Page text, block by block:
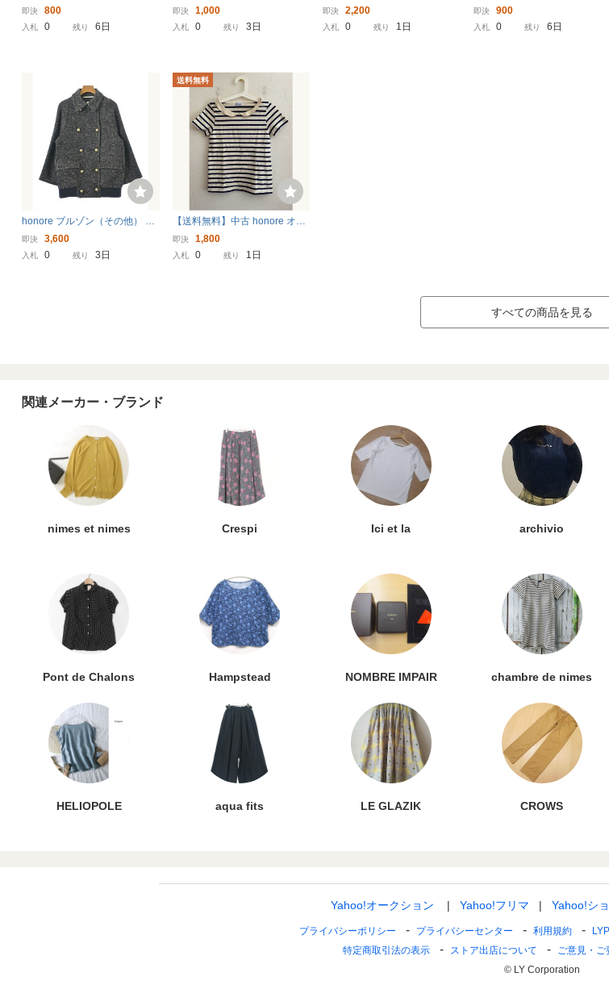
ルー レディース
即決 800
入札 0 残り 6日
レンジ レディース
即決 1,000
入札 0 残り 3日
オノレ 中古 古着
即決 2,200
入札 0 残り 1日
ブルー レディース
即決 900
入札 0 残り 6日
honore ブルゾン（その他） レ
ディース オノレ 中古 古着
即決 3,600
入札 0 残り 3日
送料無料
【送料無料】中古 honore オノ
レ 半袖Tシャツ 襟付き ボーダ
ー サイズ1
即決 1,800
入札 0 残り 1日
すべての商品を見る
関連メーカー・ブランド
nimes et nimes Crespi Ici et la archivio
Pont de Chalons Hampstead NOMBRE IMPAIR chambre de nimes
HELIOPOLE aqua fits LE GLAZIK CROWS
Yahoo!オークション Yahoo!フリマ Yahoo!シ
プライバシーポリシー プライバシーセンター 利用規約
特定商取引法の表示
ストア出店について ご意見・ご
© LY Corporation